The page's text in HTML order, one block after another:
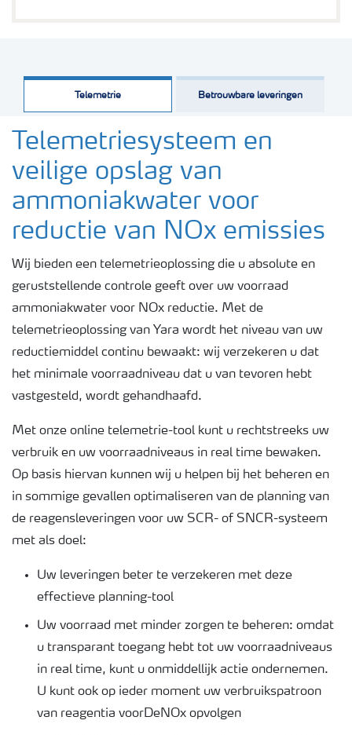
Telemetrie Betrouwbare leveringen
Telemetriesysteem en
veilige opslag van
ammoniakwater voor
reductie van NOx emissies
Wij bieden een telemetrieoplossing die u absolute en
geruststellende controle geeft over uw voorraad
ammoniakwater voor NOx reductie. Met de
telemetrieoplossing van Yara wordt het niveau van uw
reductiemiddel continu bewaakt: wij verzekeren u dat
het minimale voorraadniveau dat u van tevoren hebt
vastgesteld, wordt gehandhaafd.
Met onze online telemetrie-tool kunt u rechtstreeks uw
verbruik en uw voorraadniveaus in real time bewaken.
Op basis hiervan kunnen wij u helpen bij het beheren en
in sommige gevallen optimaliseren van de planning van
de reagensleveringen voor uw SCR- of SNCR-systeem
met als doel:
Uw leveringen beter te verzekeren met deze
effectieve planning-tool
Uw voorraad met minder zorgen te beheren: omdat
u transparant toegang hebt tot uw voorraadniveaus
in real time, kunt u onmiddellijk actie ondernemen.
U kunt ook op ieder moment uw verbruikspatroon
van reagentia voorDeNOx opvolgen